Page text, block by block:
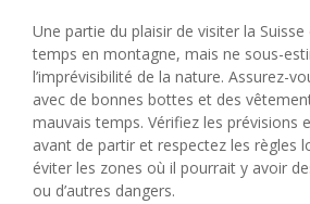
Une partie du plaisir de visiter la
temps en montagne, mais ne sous-
l’imprévisibilité de la nature. Assurez-
avec de bonnes bottes et des
mauvais temps. Vérifiez les prévisions
avant de partir et respectez les règles
éviter les zones où il pourrait y avoir
ou d’autres dangers.